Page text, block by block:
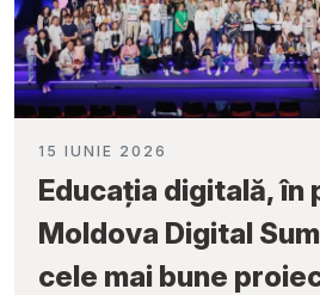
15 IUNIE 2026
Educația digitală, în
Moldova Digital
cele mai bune